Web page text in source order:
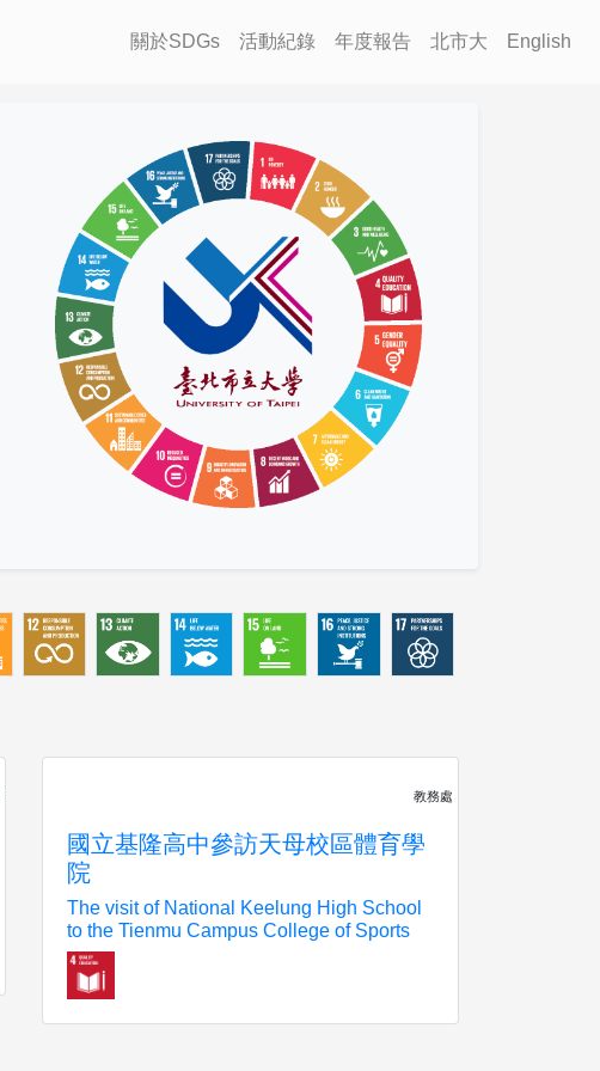
關於SDGs 活動紀錄 年度報告 北市大 English
教務處
國立基隆高中參訪天母校區體育學
院
The visit of National Keelung High School
to the Tienmu Campus College of Sports